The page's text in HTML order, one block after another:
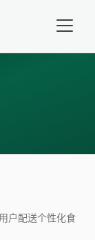
户配送个性化食